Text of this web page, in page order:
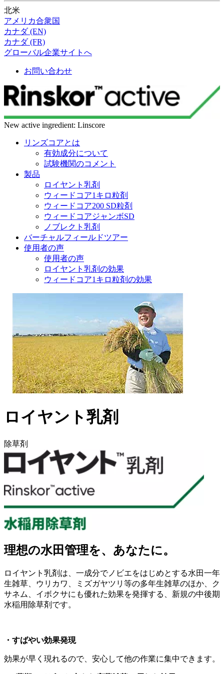
北米
アメリカ合衆国
カナダ (EN)
カナダ (FR)
グローバル企業サイトへ
お問い合わせ
New active ingredient: Linscore
リンズコアとは
有効成分について
試験機関のコメント
製品
ロイヤント乳剤
ウィードコア1キロ粒剤
ウィードコア200 SD粒剤
ウィードコアジャンボSD
ノブレクト乳剤
バーチャルフィールドツアー
使用者の声
使用者の声
ロイヤント乳剤の効果
ウィードコア1キロ粒剤の効果
ロイヤント乳剤
除草剤
理想の水田管理を、あなたに。
ロイヤント乳剤は、一成分でノビエをはじめとする水田一年
生雑草、ウリカワ、ミズガヤツリ等の多年生雑草のほか、ク
サネム、イボクサにも優れた効果を発揮する、新規の中後期
水稲用除草剤です。
・すばやい効果発現
効果が早く現れるので、安心して他の作業に集中できます。